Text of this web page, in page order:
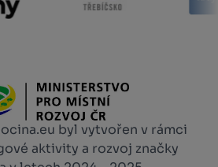
byl vytvořen v rámci
aktivity a rozvoj značky